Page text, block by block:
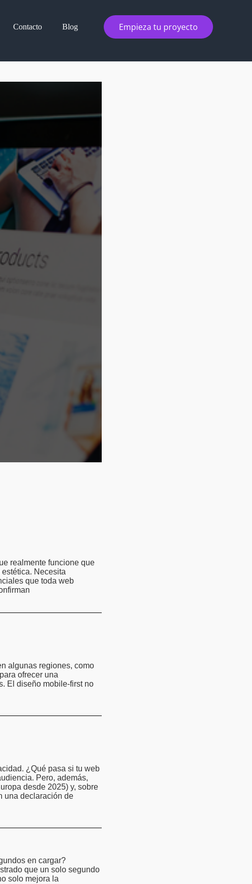
Contacto Blog Empieza tu proyecto
realmente funcione que
Necesita
que toda web
algunas regiones, como
ofrecer una
El diseño mobile-first no
¿Qué pasa si tu web
Pero, además,
desde 2025) y, sobre
una declaración de
en cargar?
que un solo segundo
solo mejora la